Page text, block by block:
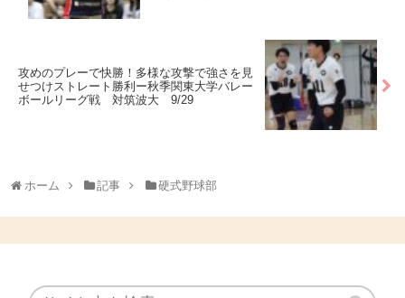
攻めのプレーで快勝！多様な攻撃で強さを見
せつけストレート勝利ー秋季関東大学バレー
ボールリーグ戦 対筑波大 9/29
ホーム 記事 硬式野球部